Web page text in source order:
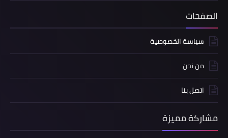
الصفحات
سياسة الخصوصية
من نحن
اتصل بنا
مشاركة مميزة